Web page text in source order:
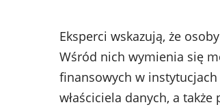
Eksperci wskazują, że
Wśród nich wymienia się
finansowych w
właściciela danych, a